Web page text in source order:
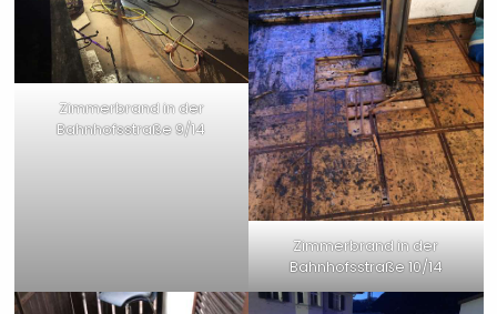
Zimmerbrand in der
Bahnhofsstraße 9/14
Zimmerbrand in der
Bahnhofsstraße 10/14